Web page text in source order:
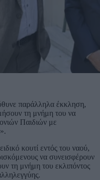
παράλληλα έκκληση,
τη μνήμη του να
Παιδιών με
κουτί εντός του ναού,
να συνεισφέρουν
τη μνήμη του εκλιπόντος